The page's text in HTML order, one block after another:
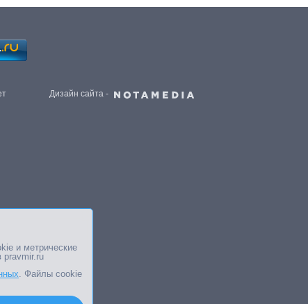
Дизайн сайта -
и метрические
pravmir.ru
. Файлы cookie